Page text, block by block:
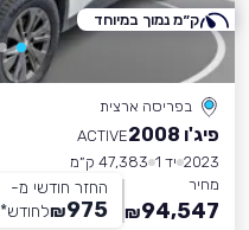
בפריסה ארצית
פיג'ו 2008
ACTIVE
2023 יד 1
47,383 ק״מ
מחיר
94,547
₪
החזר חודשי מ-
975
₪לחודש*
ק״מ נמוך במיוחד